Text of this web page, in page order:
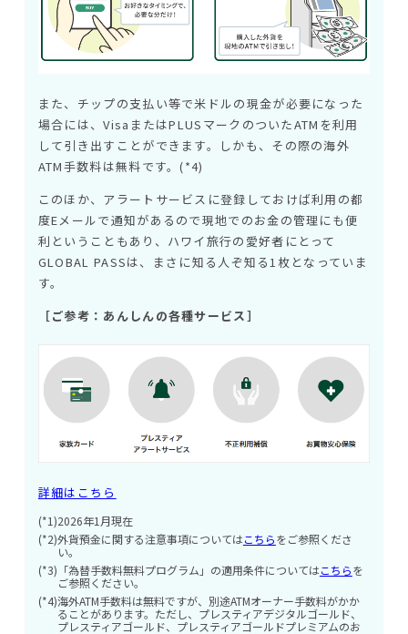
また、チップの支払い等で米ドルの現金が必要になった
場合には、VisaまたはPLUSマークのついたATMを利用
して引き出すことができます。しかも、その際の海外
ATM手数料は無料です。(*4)
このほか、アラートサービスに登録しておけば利用の都
度Eメールで通知があるので現地でのお金の管理にも便
利ということもあり、ハワイ旅行の愛好者にとって
GLOBAL PASSは、まさに知る人ぞ知る1枚となっていま
す。
［ご参考：あんしんの各種サービス］
詳細はこちら
(*1)2026年1月現在
(*2)外貨預金に関する注意事項についてはこちらをご参照くださ
い。
(*3) 「為替手数料無料プログラム」の適用条件についてはこちらを
ご参照ください。
(*4)海外ATM手数料は無料ですが、別途ATMオーナー手数料がかか
ることがあります。ただし、プレスティアデジタルゴールド、
プレスティアゴールド、プレスティアゴールドプレミアムのお